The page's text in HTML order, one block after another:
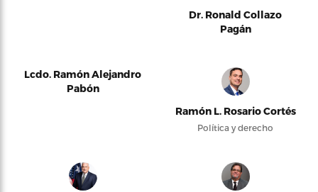
Dr. Ronald Collazo
Pagán
Lcdo. Ramón Alejandro
Pabón
Ramón L. Rosario Cortés
Política y derecho